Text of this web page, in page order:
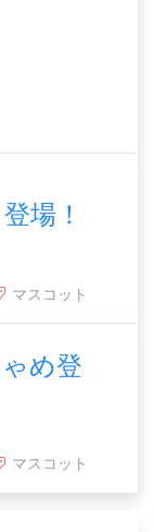
場！
マスコット
め登
マスコット